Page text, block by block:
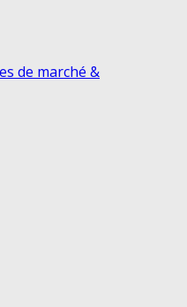
de marché &